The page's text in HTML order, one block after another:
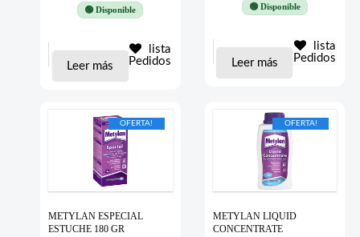
🟢 Disponible
Leer más
lista
Pedidos
🟢 Disponible
Leer más
lista
Pedidos
OFERTA!
METYLAN ESPECIAL
ESTUCHE 180 GR
OFERTA!
METYLAN LIQUID
CONCENTRATE